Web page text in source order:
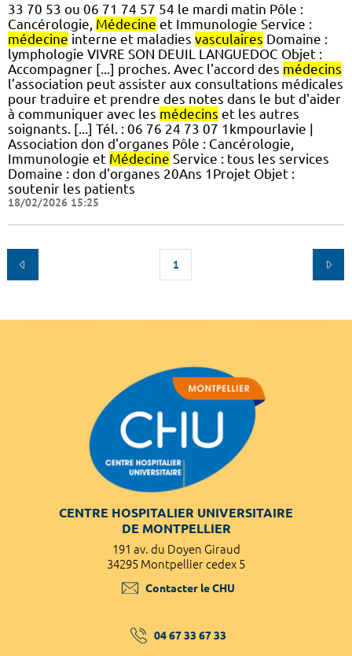
33 70 53 ou 06 71 74 57 54 le mardi matin Pôle :
Cancérologie, Médecine et Immunologie Service :
médecine interne et maladies vasculaires Domaine :
lymphologie VIVRE SON DEUIL LANGUEDOC Objet :
Accompagner [...] proches. Avec l'accord des médecins
l’association peut assister aux consultations médicales
pour traduire et prendre des notes dans le but d'aider
à communiquer avec les médecins et les autres
soignants. [...] Tél. : 06 76 24 73 07 1kmpourlavie |
Association don d'organes Pôle : Cancérologie,
Immunologie et Médecine Service : tous les services
Domaine : don d'organes 20Ans 1Projet Objet :
soutenir les patients
18/02/2026 15:25
1
CENTRE HOSPITALIER UNIVERSITAIRE
DE MONTPELLIER
191 av. du Doyen Giraud
34295 Montpellier cedex 5
Contacter le CHU
04 67 33 67 33